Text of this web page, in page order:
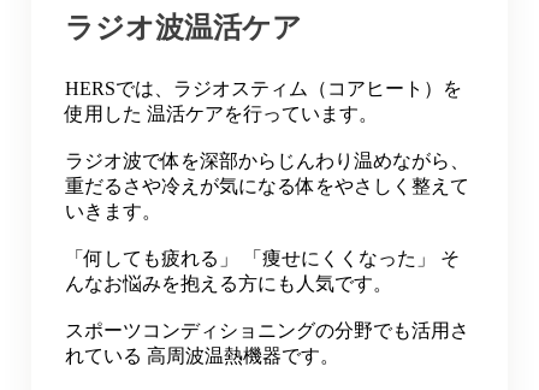
ラジオ波温活ケア
HERSでは、ラジオスティム（コアヒート）を
使用した 温活ケアを行っています。
ラジオ波で体を深部からじんわり温めながら、
重だるさや冷えが気になる体をやさしく整えて
いきます。
「何しても疲れる」 「痩せにくくなった」 そ
んなお悩みを抱える方にも人気です。
スポーツコンディショニングの分野でも活用さ
れている 高周波温熱機器です。